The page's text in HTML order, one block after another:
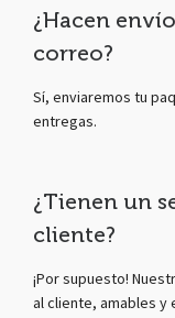
¿Hacen
correo?
Sí, enviaremos tu
entregas.
¿Tienen un
cliente?
¡Por supuesto!
al cliente, amables y